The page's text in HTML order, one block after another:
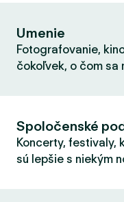
Umenie
Fotografovanie,
čokoľvek, o čom sa
Spoločenské
Koncerty, festivaly,
sú lepšie s niekým